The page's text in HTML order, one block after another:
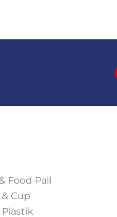
Food Pail
Cup
Plastik